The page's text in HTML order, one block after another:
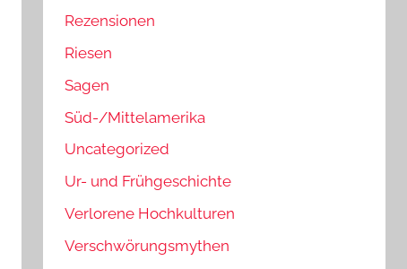
Rezensionen
Riesen
Sagen
Süd-/Mittelamerika
Uncategorized
Ur- und Frühgeschichte
Verlorene Hochkulturen
Verschwörungsmythen